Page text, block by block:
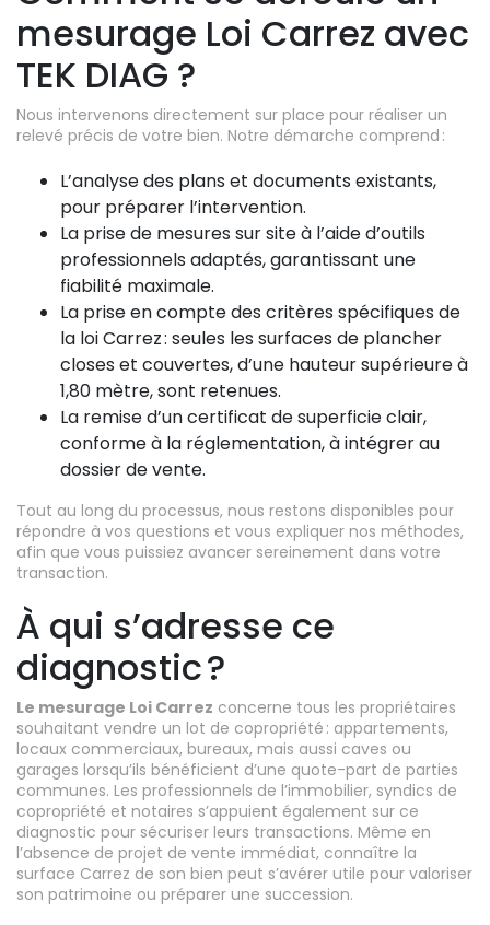
mesurage Loi Carrez avec
TEK DIAG ?
Nous intervenons directement sur place pour réaliser un
relevé précis de votre bien. Notre démarche comprend :
L’analyse des plans et documents existants,
pour préparer l’intervention.
La prise de mesures sur site à l’aide d’outils
professionnels adaptés, garantissant une
fiabilité maximale.
La prise en compte des critères spécifiques de
la loi Carrez : seules les surfaces de plancher
closes et couvertes, d’une hauteur supérieure à
1,80 mètre, sont retenues.
La remise d’un certificat de superficie clair,
conforme à la réglementation, à intégrer au
dossier de vente.
Tout au long du processus, nous restons disponibles pour
répondre à vos questions et vous expliquer nos méthodes,
afin que vous puissiez avancer sereinement dans votre
transaction.
À qui s’adresse ce
diagnostic ?
Le mesurage Loi Carrez concerne tous les propriétaires
souhaitant vendre un lot de copropriété : appartements,
locaux commerciaux, bureaux, mais aussi caves ou
garages lorsqu’ils bénéficient d’une quote-part de parties
communes. Les professionnels de l’immobilier, syndics de
copropriété et notaires s’appuient également sur ce
diagnostic pour sécuriser leurs transactions. Même en
l’absence de projet de vente immédiat, connaître la
surface Carrez de son bien peut s’avérer utile pour valoriser
son patrimoine ou préparer une succession.